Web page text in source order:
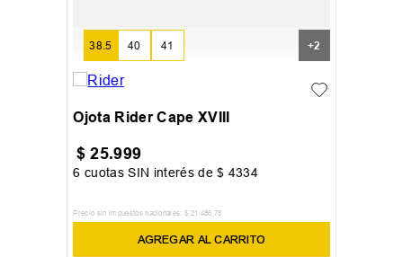
38.5 40 41 +2
Ojota Rider Cape XVIII
$ 25.999
6 cuotas SIN interés de$ 4334
Precio sin impuestos nacionales: $ 21 486 78
AGREGAR AL CARRITO